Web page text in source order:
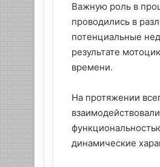
Важную роль в
проводились в
потенциальные
результате
времени.
На протяжении
динамические